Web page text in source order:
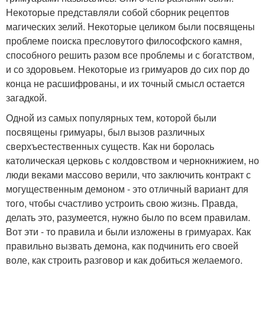
Некоторые представляли собой сборник рецептов
магических зелий. Некоторые целиком были посвящены
проблеме поиска пресловутого философского камня,
способного решить разом все проблемы и с богатством,
и со здоровьем. Некоторые из гримуаров до сих пор до
конца не расшифрованы, и их точный смысл остается
загадкой.
Одной из самых популярных тем, которой были
посвящены гримуары, был вызов различных
сверхъестественных существ. Как ни боролась
католическая церковь с колдовством и чернокнижием, но
люди веками массово верили, что заключить контракт с
могущественным демоном - это отличный вариант для
того, чтобы счастливо устроить свою жизнь. Правда,
делать это, разумеется, нужно было по всем правилам.
Вот эти - то правила и были изложены в гримуарах. Как
правильно вызвать демона, как подчинить его своей
воле, как строить разговор и как добиться желаемого.